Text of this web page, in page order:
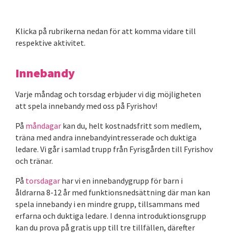
Klicka på rubrikerna nedan för att komma vidare till
respektive aktivitet.
Innebandy
Varje måndag och torsdag erbjuder vi dig möjligheten
att spela innebandy med oss på Fyrishov!
På måndagar kan du, helt kostnadsfritt som medlem,
träna med andra innebandyintresserade och duktiga
ledare. Vi går i samlad trupp från Fyrisgården till Fyrishov
och tränar.
På torsdagar har vi en innebandygrupp för barn i
åldrarna 8-12 år med funktionsnedsättning där man kan
spela innebandy i en mindre grupp, tillsammans med
erfarna och duktiga ledare. I denna introduktionsgrupp
kan du prova på gratis upp till tre tillfällen, därefter